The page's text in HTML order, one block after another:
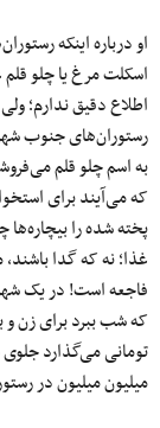
او درباره اینکه
اسکلت مرغ یا چلو
اطلاع دقیق ندارم؛
رستوران‌های جنوب شهر
به اسم چلو قلم
که می‌آیند برای
پخته شده را
غذا؛ نه که گدا
فاجعه است! در یک
تومانی می‌گذارد
میلیون میلیون در